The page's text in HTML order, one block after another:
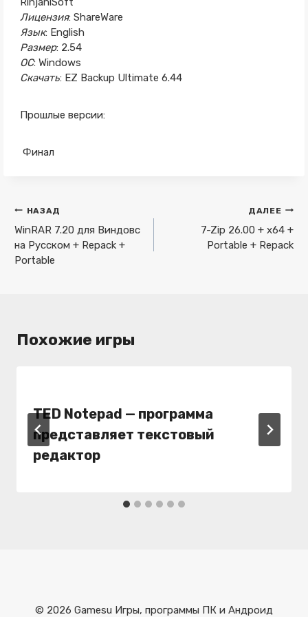
Лицензия: ShareWare
Язык: English
Размер: 2.54
ОС: Windows
Скачать: EZ Backup Ultimate 6.44
Прошлые версии:
Финал
Навигация
по
записям
НАЗАД
WinRAR 7.20 для Виндовс
на Русском + Repack +
Portable
ДАЛЕЕ
7-Zip 26.00 + x64 +
Portable + Repack
Похожие игры
TED Notepad — программа
представляет текстовый
редактор
© 2026 Gamesu Игры, программы ПК и Андроид